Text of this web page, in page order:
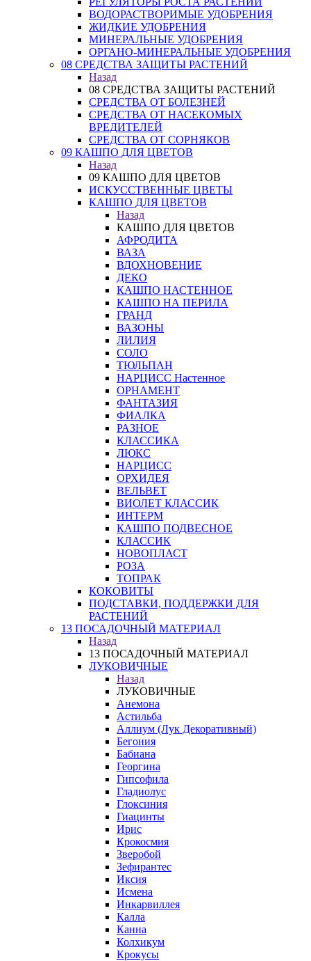
ВОДОРАСТВОРИМЫЕ УДОБРЕНИЯ
ЖИДКИЕ УДОБРЕНИЯ
МИНЕРАЛЬНЫЕ УДОБРЕНИЯ
ОРГАНО-МИНЕРАЛЬНЫЕ УДОБРЕНИЯ
08 СРЕДСТВА ЗАЩИТЫ РАСТЕНИЙ
Назад
08 СРЕДСТВА ЗАЩИТЫ РАСТЕНИЙ
СРЕДСТВА ОТ БОЛЕЗНЕЙ
СРЕДСТВА ОТ НАСЕКОМЫХ
ВРЕДИТЕЛЕЙ
СРЕДСТВА ОТ СОРНЯКОВ
09 КАШПО ДЛЯ ЦВЕТОВ
Назад
09 КАШПО ДЛЯ ЦВЕТОВ
ИСКУССТВЕННЫЕ ЦВЕТЫ
КАШПО ДЛЯ ЦВЕТОВ
Назад
КАШПО ДЛЯ ЦВЕТОВ
АФРОДИТА
ВАЗА
ВДОХНОВЕНИЕ
ДЕКО
КАШПО НАСТЕННОЕ
КАШПО НА ПЕРИЛА
ГРАНД
ВАЗОНЫ
ЛИЛИЯ
СОЛО
ТЮЛЬПАН
НАРЦИСС Настенное
ОРНАМЕНТ
ФАНТАЗИЯ
ФИАЛКА
РАЗНОЕ
КЛАССИКА
ЛЮКС
НАРЦИСС
ОРХИДЕЯ
ВЕЛЬВЕТ
ВИОЛЕТ КЛАССИК
ИНТЕРМ
КАШПО ПОДВЕСНОЕ
КЛАССИК
НОВОПЛАСТ
РОЗА
ТОПРАК
КОКОВИТЫ
ПОДСТАВКИ, ПОДДЕРЖКИ ДЛЯ
РАСТЕНИЙ
13 ПОСАДОЧНЫЙ МАТЕРИАЛ
Назад
13 ПОСАДОЧНЫЙ МАТЕРИАЛ
ЛУКОВИЧНЫЕ
Назад
ЛУКОВИЧНЫЕ
Анемона
Астильба
Аллиум (Лук Декоративный)
Бегония
Бабиана
Георгина
Гипсофила
Гладиолус
Глоксиния
Гиацинты
Ирис
Крокосмия
Зверобой
Зефирантес
Иксия
Исмена
Инкарвиллея
Калла
Канна
Колхикум
Крокусы